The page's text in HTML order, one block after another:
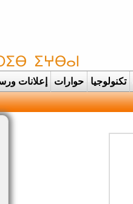
تكنولوجيا حوارات إعلانات